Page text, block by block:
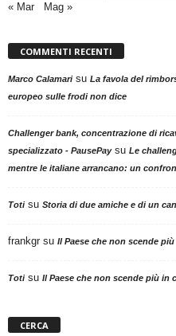
« Mar
Mag »
COMMENTI RECENTI
Marco Calamarisu La favola del
europeo sulle frodi non dice
Challenger bank, concentrazione di
specializzato - PausePaysu Le
mentre le italiane arrancano: un
Totisu Storia di due amiche e di un
frankgr su Il Paese che non scende
Totisu Il Paese che non scende più in
CERCA